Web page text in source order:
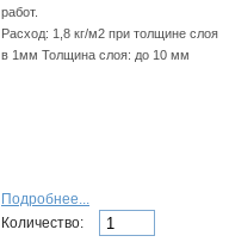
работ.
Расход: 1,8 кг/м2 при толщине слоя
в 1мм Толщина слоя: до 10 мм
Подробнее...
Количество: